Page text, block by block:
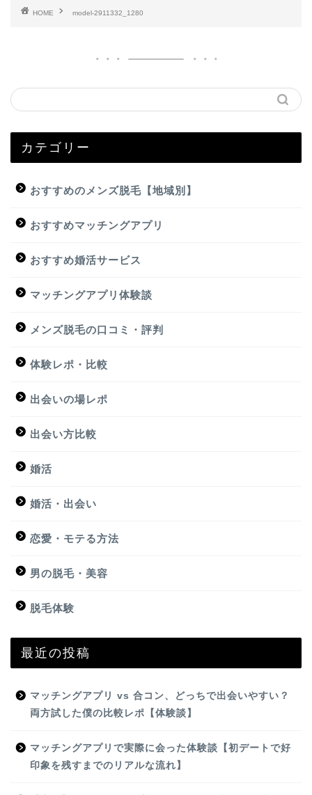
HOME model-2911332_1280
カテゴリー
おすすめのメンズ脱毛【地域別】
おすすめマッチングアプリ
おすすめ婚活サービス
マッチングアプリ体験談
メンズ脱毛の口コミ・評判
体験レポ・比較
出会いの場レポ
出会い方比較
婚活
婚活・出会い
恋愛・モテる方法
男の脱毛・美容
脱毛体験
最近の投稿
マッチングアプリ vs 合コン、どっちで出会いやすい？
両方試した僕の比較レポ【体験談】
マッチングアプリで実際に会った体験談【初デートで好
印象を残すまでのリアルな流れ】